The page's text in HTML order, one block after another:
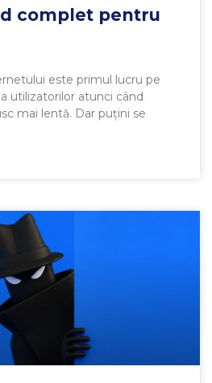
complet pentru
este primul lucru pe
utilizatorilor atunci când
mai lentă. Dar puțini se